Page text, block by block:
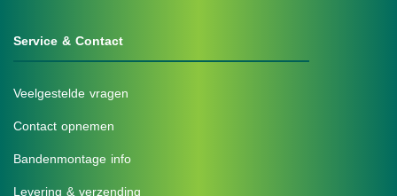
Service & Contact
Veelgestelde vragen
Contact opnemen
Bandenmontage info
Levering & verzending